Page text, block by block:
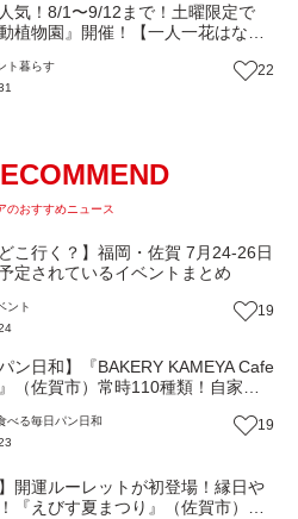
気！8/1〜9/12まで！土曜限定で
動植物園』開催！【一人一花はなき
ト暮らす
22
のおすすめニュース
どこ行く？】福岡・佐賀 7月24-26日
定されているイベントまとめ
ント
19
パン日和】『BAKERY KAMEYA Cafe
（佐賀市）常時110種類！自家製
パン】
べる毎日パン日和
19
】開運ルーレットが初登場！縁日や
『えびす夏まつり』（佐賀市）